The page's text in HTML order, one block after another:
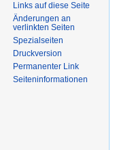
Links auf diese Seite
Änderungen an
verlinkten Seiten
Spezialseiten
Druckversion
Permanenter Link
Seiten­informationen